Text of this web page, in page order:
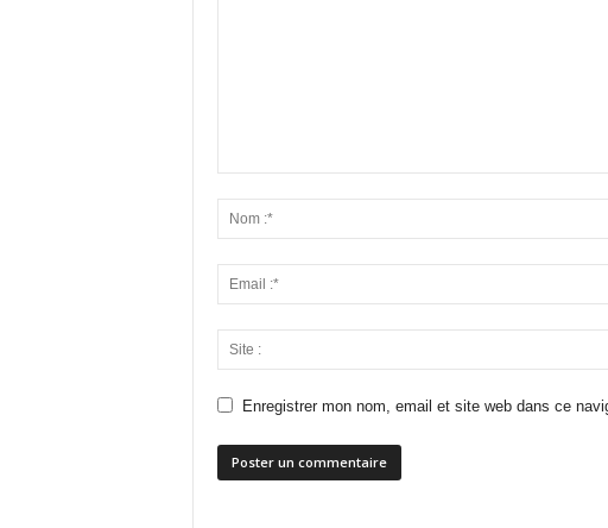
Enregistrer mon nom, email et site web dans ce